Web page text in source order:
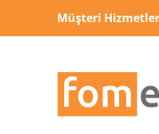
Müşteri